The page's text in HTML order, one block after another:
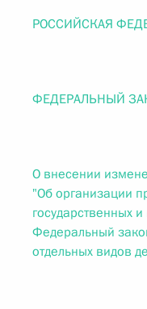
РОССИЙСКАЯ
ФЕДЕРАЛЬНЫЙ
О внесении
"Об организации
государственных
Федеральный
отдельных видов